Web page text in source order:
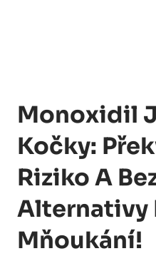
Monoxidil
Kočky:
Riziko A
Alternativy
Mňoukání!